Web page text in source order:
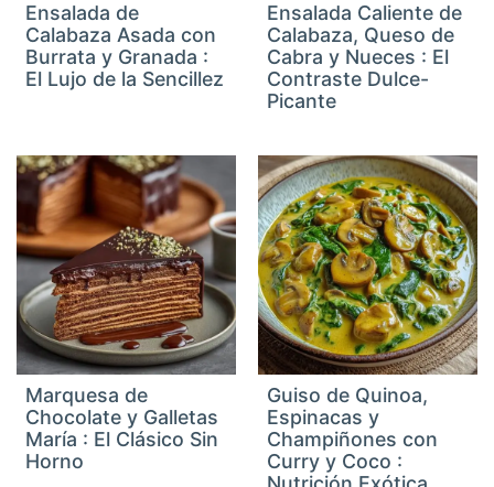
Ensalada de
Calabaza Asada con
Burrata y Granada :
El Lujo de la Sencillez
Ensalada Caliente de
Calabaza, Queso de
Cabra y Nueces : El
Contraste Dulce-
Picante
Marquesa de
Chocolate y Galletas
María : El Clásico Sin
Horno
Guiso de Quinoa,
Espinacas y
Champiñones con
Curry y Coco :